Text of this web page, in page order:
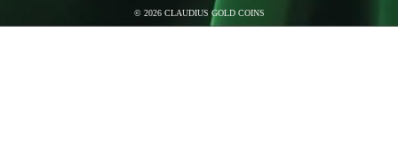
© 2026 CLAUDIUS GOLD COINS